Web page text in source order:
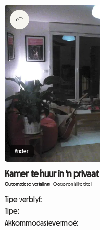
Ander
Kamer te huur in 'n
Outomatiese vertaling -Oorspronklike titel
Tipe verblyf:
Tipe:
Akkommodasievermoë: